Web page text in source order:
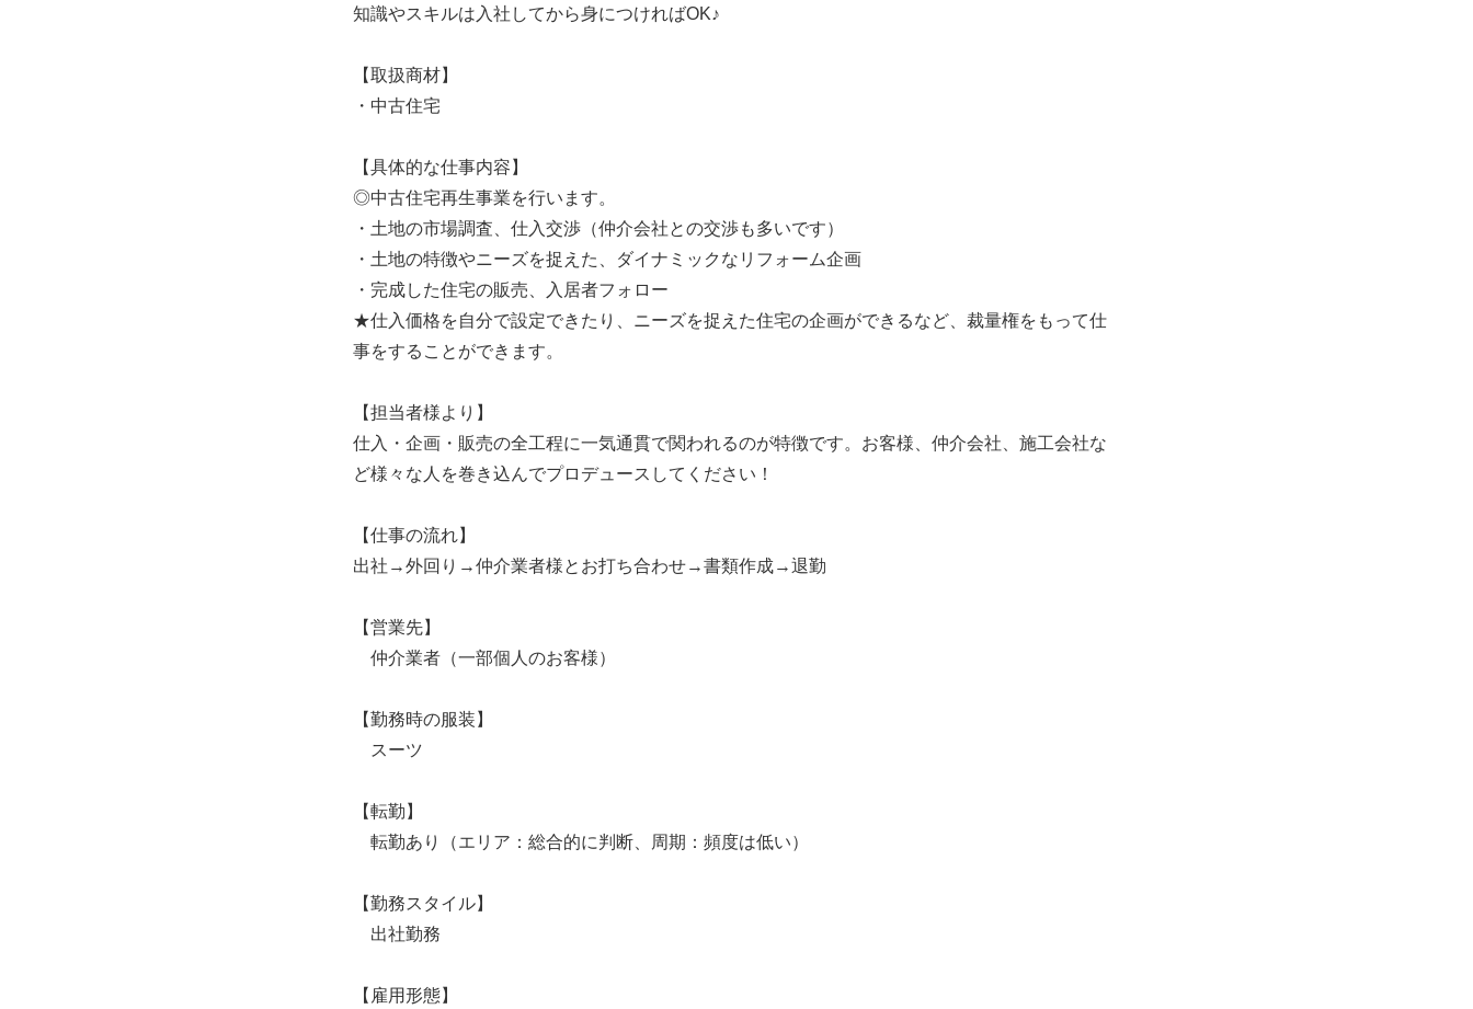
知識やスキルは入社してから身につければOK♪
【取扱商材】
・中古住宅
【具体的な仕事内容】
◎中古住宅再生事業を行います。
・土地の市場調査、仕入交渉（仲介会社との交渉も多いです）
・土地の特徴やニーズを捉えた、ダイナミックなリフォーム企画
・完成した住宅の販売、入居者フォロー
★仕入価格を自分で設定できたり、ニーズを捉えた住宅の企画ができるなど、裁量権をもって仕
事をすることができます。
【担当者様より】
仕入・企画・販売の全工程に一気通貫で関われるのが特徴です。お客様、仲介会社、施工会社な
ど様々な人を巻き込んでプロデュースしてください！
【仕事の流れ】
出社→外回り→仲介業者様とお打ち合わせ→書類作成→退勤
【営業先】
仲介業者（一部個人のお客様）
【勤務時の服装】
スーツ
【転勤】
転勤あり（エリア：総合的に判断、周期：頻度は低い）
【勤務スタイル】
出社勤務
【雇用形態】